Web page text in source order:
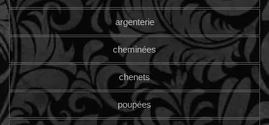
argenterie
cheminées
chenets
poupées